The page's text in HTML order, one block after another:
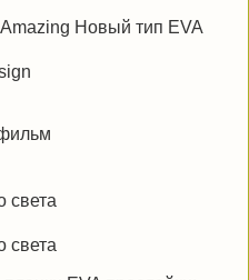
Новый тип EVA
света
света